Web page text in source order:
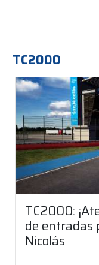
TC2000
TC2000:
de entradas
Nicolás